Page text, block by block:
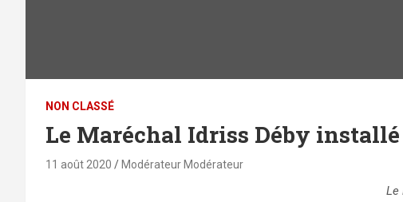
NON CLASSÉ
Le Maréchal Idriss Déby
11 août 2020 Modérateur Modérateur
Le